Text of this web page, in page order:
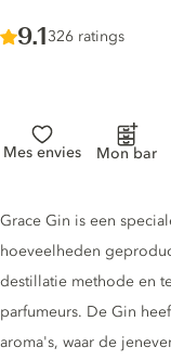
Score :
9.1/ 10
326 ratings
Mes envies Mon bar
Gin description
Grace Gin is een
hoeveelheden
destillatie methode en
parfumeurs. De Gin
aroma's, waar de